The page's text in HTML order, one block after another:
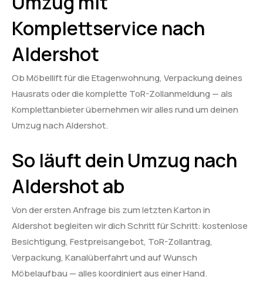
Komplettservice nach
Aldershot
Ob Möbellift für die Etagenwohnung, Verpackung deines
Hausrats oder die komplette ToR-Zollanmeldung — als
Komplettanbieter übernehmen wir alles rund um deinen
Umzug nach Aldershot.
So läuft dein Umzug nach
Aldershot ab
Von der ersten Anfrage bis zum letzten Karton in
Aldershot begleiten wir dich Schritt für Schritt: kostenlose
Besichtigung, Festpreisangebot, ToR-Zollantrag,
Verpackung, Kanalüberfahrt und auf Wunsch
Möbelaufbau — alles koordiniert aus einer Hand.